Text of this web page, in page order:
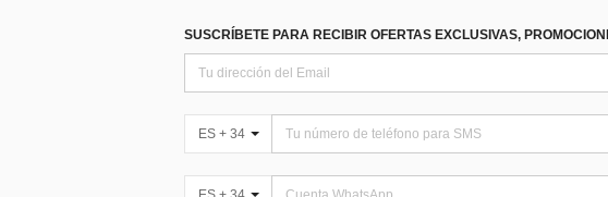
SUSCRÍBETE PARA RECIBIR OFERTAS EXCLUSIVAS,
ES + 34